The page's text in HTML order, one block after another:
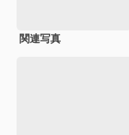
関連写真